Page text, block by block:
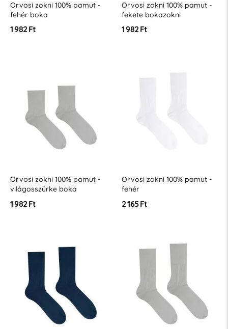
Orvosi zokni 100% pamut -
fehér boka
1 982 Ft
Orvosi zokni 100% pamut -
fekete bokazokni
1 982 Ft
Orvosi zokni 100% pamut -
világosszürke boka
1 982 Ft
Orvosi zokni 100% pamut -
fehér
2 165 Ft